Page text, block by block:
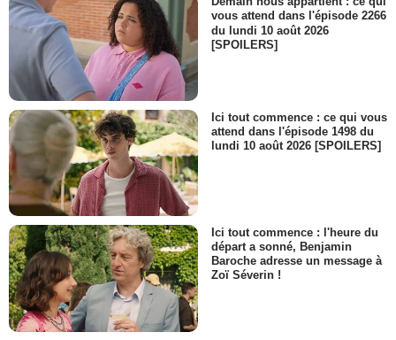
vous attend dans l'épisode 2266
du lundi 10 août 2026
[SPOILERS]
Ici tout commence : ce qui vous
attend dans l'épisode 1498 du
lundi 10 août 2026 [SPOILERS]
Ici tout commence : l'heure du
départ a sonné, Benjamin
Baroche adresse un message à
Zoï Séverin !